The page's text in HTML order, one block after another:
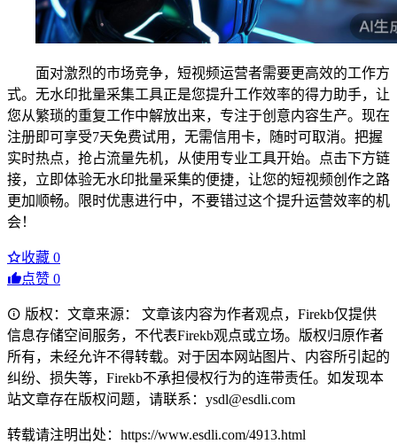
面对激烈的市场竞争，短视频运营者需要更高效的工作方
式。无水印批量采集工具正是您提升工作效率的得力助手，让
您从繁琐的重复工作中解放出来，专注于创意内容生产。现在
注册即可享受7天免费试用，无需信用卡，随时可取消。把握
实时热点，抢占流量先机，从使用专业工具开始。点击下方链
接，立即体验无水印批量采集的便捷，让您的短视频创作之路
更加顺畅。限时优惠进行中，不要错过这个提升运营效率的机
会！
收藏 0
点赞 0
版权：文章来源： 文章该内容为作者观点，Firekb仅提供
信息存储空间服务，不代表Firekb观点或立场。版权归原作者
所有，未经允许不得转载。对于因本网站图片、内容所引起的
纠纷、损失等，Firekb不承担侵权行为的连带责任。如发现本
站文章存在版权问题，请联系：ysdl@esdli.com
转载请注明出处：https://www.esdli.com/4913.html